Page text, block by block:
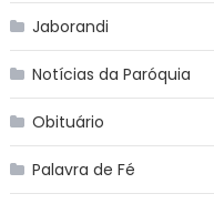
Jaborandi
Notícias da Paróquia
Obituário
Palavra de Fé